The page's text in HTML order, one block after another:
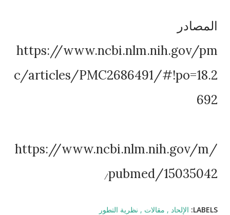
المصادر
‏https://www.ncbi.nlm.nih.gov/pm
c/articles/PMC2686491/#!po=18.2
692
‏https://www.ncbi.nlm.nih.gov/m/
pubmed/15035042
/
LABELS: الإلحاد مقالات نظرية التطور